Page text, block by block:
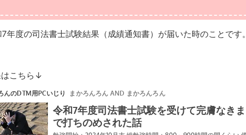
年度の司法書士試験結果（成績通知書）が届いた時のことです。
はこちら↓